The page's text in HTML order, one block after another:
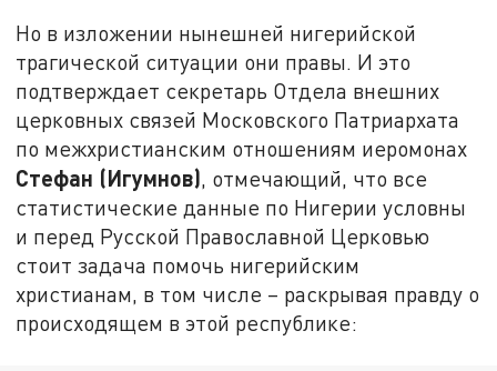
Но в изложении нынешней нигерийской
трагической ситуации они правы. И это
подтверждает секретарь Отдела внешних
церковных связей Московского Патриархата
по межхристианским отношениям иеромонах
Стефан (Игумнов), отмечающий, что все
статистические данные по Нигерии условны
и перед Русской Православной Церковью
стоит задача помочь нигерийским
христианам, в том числе – раскрывая правду о
происходящем в этой республике: